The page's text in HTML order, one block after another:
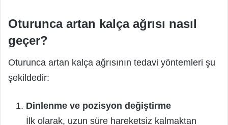
Oturunca artan kalça ağrısı nasıl
geçer?
Oturunca artan kalça ağrısının tedavi yöntemleri şu
şekildedir:
Dinlenme ve pozisyon değiştirme
İlk olarak, uzun süre hareketsiz kalmaktan